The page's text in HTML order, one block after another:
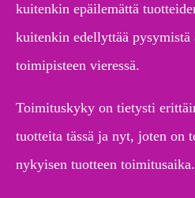
kuitenkin epäilemättä
kuitenkin edellyttää pysymistä
toimipisteen vieressä.
Toimituskyky on tietysti
tuotteita tässä ja nyt, joten on
nykyisen tuotteen toimitusaika.